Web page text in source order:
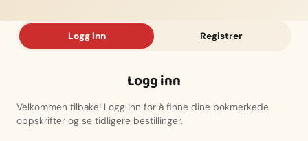
Logg inn Registrer
Logg inn
Velkommen tilbake! Logg inn for å finne dine bokmerkede
oppskrifter og se tidligere bestillinger.